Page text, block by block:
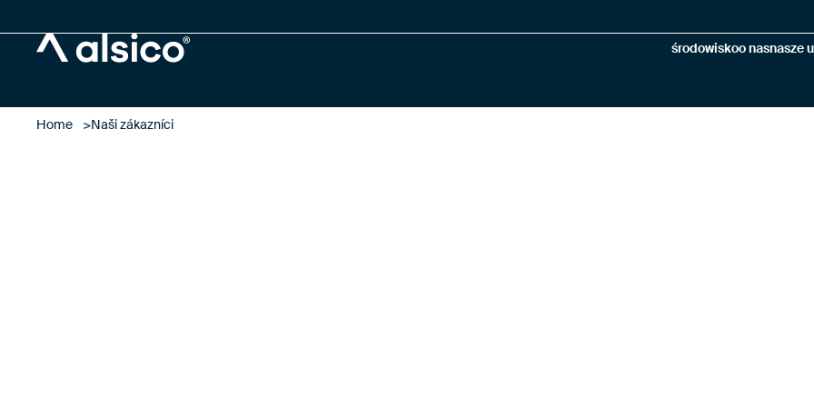
środowiskoo nasnasze
Home Naši zákazníci